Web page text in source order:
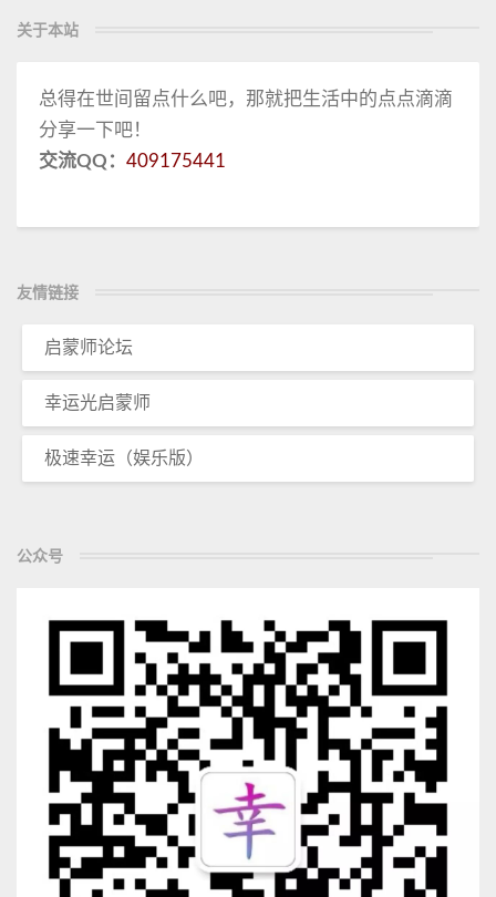
关于本站
总得在世间留点什么吧，那就把生活中的点点滴滴
分享一下吧！
交流QQ： 409175441
友情链接
启蒙师论坛
幸运光启蒙师
极速幸运（娱乐版）
公众号